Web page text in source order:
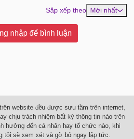
Sắp xếp theo Mới nhất
nhập để bình luận
website đều được sưu tầm trên internet,
chịu trách nhiệm bất kỳ thông tin nào trên
hưởng đến cá nhân hay tổ chức nào, khi
tôi sẽ xem xét và gỡ bỏ ngay lập tức.